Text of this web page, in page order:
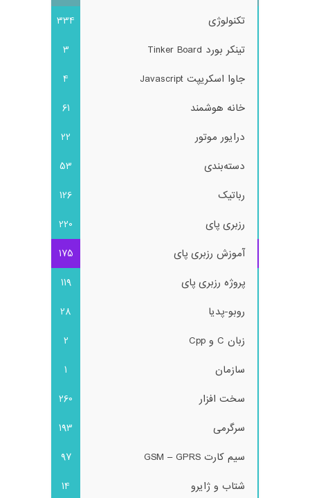
تکنولوژی
334
تینکر بورد Tinker Board
3
جاوا اسکریپت Javascript
4
خانه هوشمند
61
درایور موتور
22
دسته‌بندی
53
رباتیک
126
رزبری پای
220
آموزش رزبری پای
175
پروژه رزبری پای
119
روبو-پدیا
28
زبان C و Cpp
2
سازمان
1
سخت افزار
260
سرگرمی
193
سیم کارت GSM – GPRS
97
شتاب و ژایرو
14